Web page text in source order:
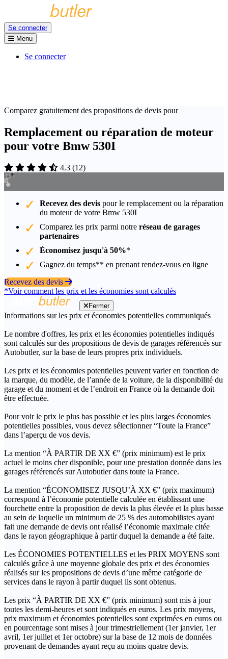
Se connecter
Menu
Se connecter
Comparez gratuitement des propositions de devis pour
Remplacement ou réparation de moteur
pour votre Bmw 530I
4.3 (12)
Recevez des devis pour le remplacement ou la réparation
du moteur de votre Bmw 530I
Comparez les prix parmi notre réseau de garages
partenaires
Économisez jusqu'à 50%*
Gagnez du temps** en prenant rendez-vous en ligne
Recevez des devis
*Voir comment les prix et les économies sont calculés
Fermer
Informations sur les prix et économies potentielles communiqués
Le nombre d'offres, les prix et les économies potentielles indiqués
sont calculés sur des propositions de devis de garages référencés sur
Autobutler, sur la base de leurs propres prix individuels.
Les prix et les économies potentielles peuvent varier en fonction de
la marque, du modèle, de l’année de la voiture, de la disponibilité du
garage et du moment et de l’endroit en France où la demande doit
être effectuée.
Pour voir le prix le plus bas possible et les plus larges économies
potentielles possibles, vous devez sélectionner “Toute la France”
dans l’aperçu de vos devis.
La mention “À PARTIR DE XX €” (prix minimum) est le prix
actuel le moins cher disponible, pour une prestation donnée dans les
garages référencés sur Autobutler dans toute la France.
La mention “ÉCONOMISEZ JUSQU’À XX €” (prix maximum)
correspond à l’économie potentielle calculée en établissant une
fourchette entre la proposition de devis la plus élevée et la plus basse
au sein de laquelle un minimum de 25 % des automobilistes ayant
fait une demande de devis ont réalisé l’économie maximale citée
dans le rayon géographique à partir duquel la demande a été faite.
Les ÉCONOMIES POTENTIELLES et les PRIX MOYENS sont
calculés grâce à une moyenne globale des prix et des économies
réalisés sur les propositions de devis d’une même catégorie de
services dans le rayon à partir duquel ils sont obtenus.
Les prix “À PARTIR DE XX €” (prix minimum) sont mis à jour
toutes les demi-heures et sont indiqués en euros. Les prix moyens,
prix maximum et économies potentielles sont exprimées en euros ou
en pourcentage sont mises à jour trimestriellement (1er janvier, 1er
avril, 1er juillet et 1er octobre) sur la base de 12 mois de données
provenant de demandes ayant reçu au moins quatre devis.